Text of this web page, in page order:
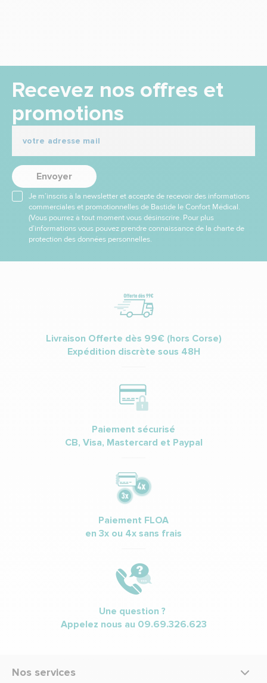
Recevez nos offres et
promotions
Envoyer
Je m’inscris à la newsletter et accepte de recevoir des informations
commerciales et promotionnelles de Bastide le Confort Médical.
(Vous pourrez à tout moment vous désinscrire. Pour plus
d’informations vous pouvez prendre connaissance de la charte de
protection des données personnelles.
Livraison Offerte dès 99€ (hors Corse)
Expédition discrète sous 48H
Paiement sécurisé
CB, Visa, Mastercard et Paypal
Paiement FLOA
en 3x ou 4x sans frais
Une question ?
Appelez nous au 09.69.326.623
Nos services